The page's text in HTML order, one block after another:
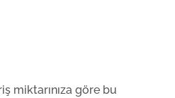
miktarınıza göre bu